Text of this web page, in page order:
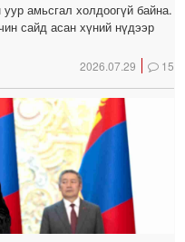
амьсгал холдоогүй байна.
сайд асан хүний нүдээр
2026.07.29 15